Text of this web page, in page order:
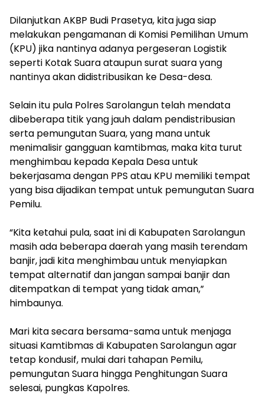
Dilanjutkan AKBP Budi Prasetya, kita juga siap
melakukan pengamanan di Komisi Pemilihan Umum
(KPU) jika nantinya adanya pergeseran Logistik
seperti Kotak Suara ataupun surat suara yang
nantinya akan didistribusikan ke Desa-desa.
Selain itu pula Polres Sarolangun telah mendata
dibeberapa titik yang jauh dalam pendistribusian
serta pemungutan Suara, yang mana untuk
menimalisir gangguan kamtibmas, maka kita turut
menghimbau kepada Kepala Desa untuk
bekerjasama dengan PPS atau KPU memiliki tempat
yang bisa dijadikan tempat untuk pemungutan Suara
Pemilu.
“Kita ketahui pula, saat ini di Kabupaten Sarolangun
masih ada beberapa daerah yang masih terendam
banjir, jadi kita menghimbau untuk menyiapkan
tempat alternatif dan jangan sampai banjir dan
ditempatkan di tempat yang tidak aman,”
himbaunya.
Mari kita secara bersama-sama untuk menjaga
situasi Kamtibmas di Kabupaten Sarolangun agar
tetap kondusif, mulai dari tahapan Pemilu,
pemungutan Suara hingga Penghitungan Suara
selesai, pungkas Kapolres.